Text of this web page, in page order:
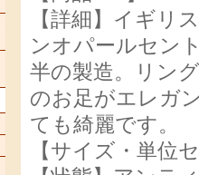
【詳細】イギ
ンオパールセン
半の製造。リン
のお足がエレガ
ても綺麗です。
【サイズ・単